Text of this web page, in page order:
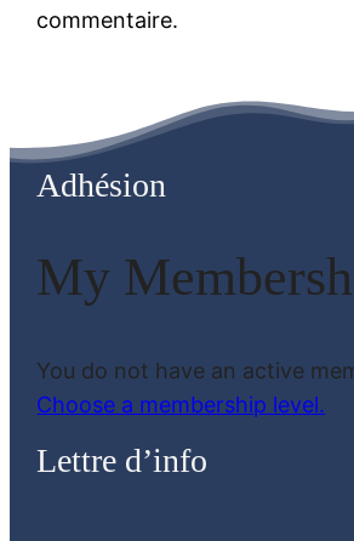
commentaire.
Adhésion
My
You do not have an active
Choose a membership level.
Lettre d’info